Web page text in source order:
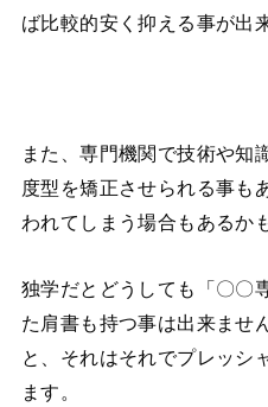
ば比較的安く抑える事が出
また、専門機関で技術や知
度型を矯正させられる事も
われてしまう場合もあるか
独学だとどうしても「〇〇
た肩書も持つ事は出来ませ
と、それはそれでプレッシ
ます。